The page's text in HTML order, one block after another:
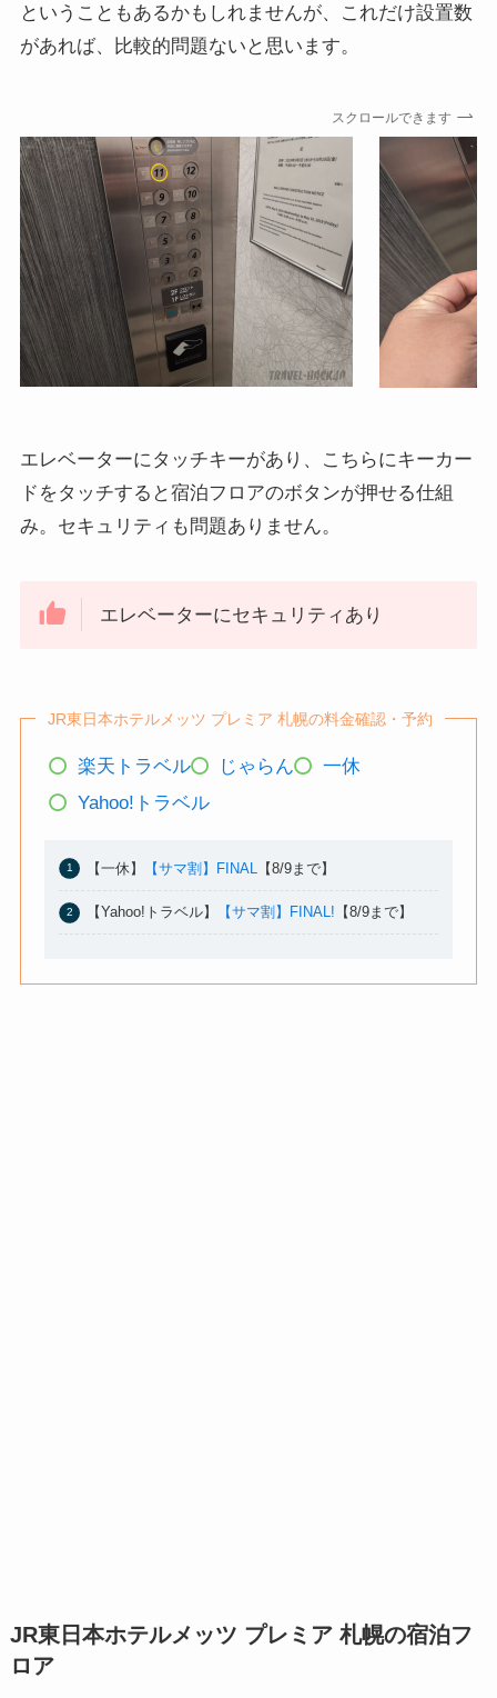
ということもあるかもしれませんが、これだけ設置数
があれば、比較的問題ないと思います。
スクロールできます
エレベーターにタッチキーがあり、こちらにキーカー
ドをタッチすると宿泊フロアのボタンが押せる仕組
み。セキュリティも問題ありません。
エレベーターにセキュリティあり
JR東日本ホテルメッツ プレミア 札幌の料金確認・予約
楽天トラベル じゃらん
一休
Yahoo!トラベル
【一休】 【サマ割】FINAL 【8/9まで】
【Yahoo!トラベル】 【サマ割】FINAL! 【8/9まで】
JR東日本ホテルメッツ プレミア 札幌の宿泊フ
ロア